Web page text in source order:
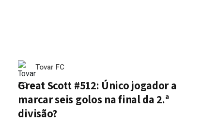
Tovar FC
Great Scott #512: Único jogador a
marcar seis golos na final da 2.ª
divisão?